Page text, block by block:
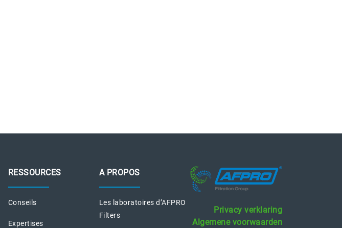
RESSOURCES
Conseils
Expertises
A PROPOS
Les laboratoires d’AFPRO
Filters
Privacy verklaring
Algemene voorwaarden